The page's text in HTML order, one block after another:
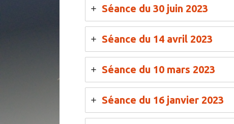
Séance du 30 juin 2023
Séance du 14 avril 2023
Séance du 10 mars 2023
Séance du 16 janvier 2023